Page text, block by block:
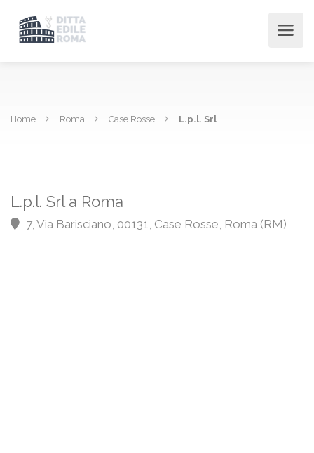
Home Roma Case Rosse L.p.l. Srl
L.p.l. Srl a Roma
7, Via Barisciano, 00131, Case Rosse, Roma (RM)